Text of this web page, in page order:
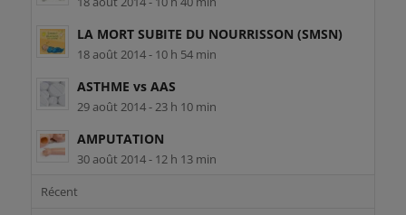
LA MORT SUBITE DU NOURRISSON (SMSN)
18 août 2014 - 10 h 54 min
ASTHME vs AAS
29 août 2014 - 23 h 10 min
AMPUTATION
30 août 2014 - 12 h 13 min
Récent